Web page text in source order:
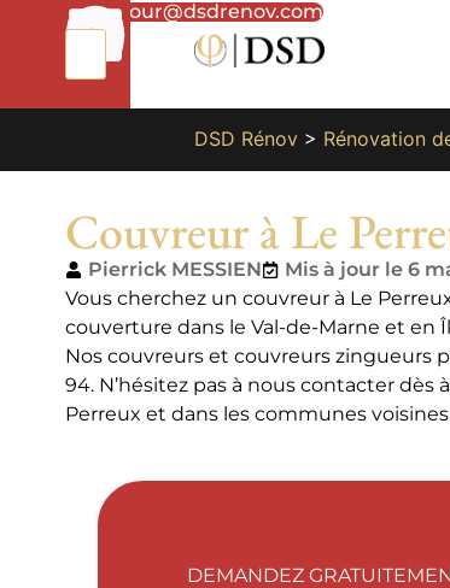
01
87
65
49
bonjour@dsdrenov.com
DSD Rénov > Rénovation
Couvreur à Le
Pierrick MESSIEN
Mis à jour le 6
Vous cherchez un couvreur à Le
couverture dans le Val-de-Marne et en
Nos couvreurs et couvreurs zingueurs
94. N’hésitez pas à nous contacter
Perreux et dans les communes
DEMANDEZ